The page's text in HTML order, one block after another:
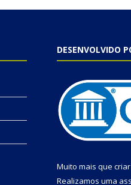
DESENVOLVIDO
Muito mais que
Realizamos uma